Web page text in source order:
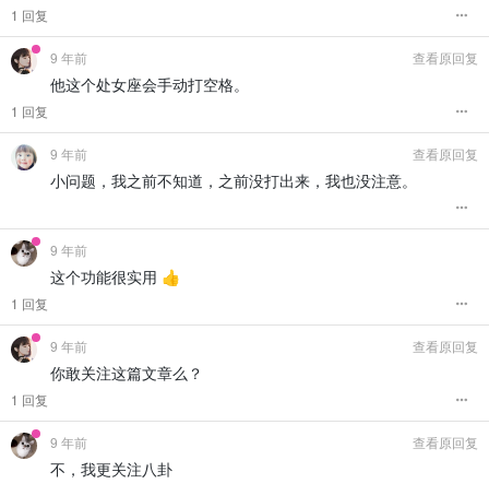
1 回复
9 年前 查看原回复
他这个处女座会手动打空格。
1 回复
9 年前 查看原回复
小问题，我之前不知道，之前没打出来，我也没注意。
9 年前
这个功能很实用 👍
1 回复
9 年前 查看原回复
你敢关注这篇文章么？
1 回复
9 年前 查看原回复
不，我更关注八卦